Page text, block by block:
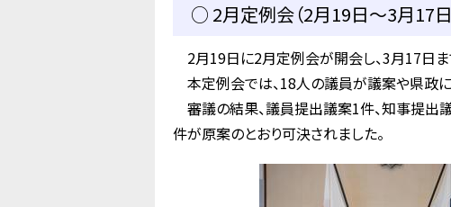
○ 2月定例会（2月19日～3月17日
2月19日に2月定例会が開会し、3月17日ま
本定例会では、18人の議員が議案や県政
審議の結果、議員提出議案1件、知事提出
件が原案のとおり可決されました。